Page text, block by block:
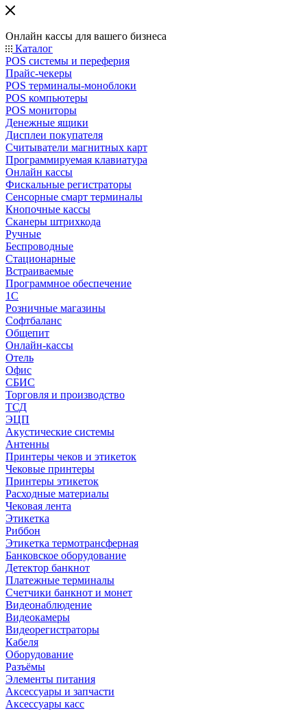
Онлайн кассы для вашего бизнеса
Каталог
POS системы и переферия
Прайс-чекеры
POS терминалы-моноблоки
POS компьютеры
POS мониторы
Денежные ящики
Дисплеи покупателя
Считыватели магнитных карт
Программируемая клавиатура
Онлайн кассы
Фискальные регистраторы
Сенсорные смарт терминалы
Кнопочные кассы
Сканеры штрихкода
Ручные
Беспроводные
Стационарные
Встраиваемые
Программное обеспечение
1С
Розничные магазины
Софтбаланс
Общепит
Онлайн-кассы
Отель
Офис
СБИС
Торговля и производство
ТСД
ЭЦП
Акустические системы
Антенны
Принтеры чеков и этикеток
Чековые принтеры
Принтеры этикеток
Расходные материалы
Чековая лента
Этикетка
Риббон
Этикетка термотрансферная
Банковское оборудование
Детектор банкнот
Платежные терминалы
Счетчики банкнот и монет
Видеонаблюдение
Видеокамеры
Видеорегистраторы
Кабеля
Оборудование
Разъёмы
Элементы питания
Аксессуары и запчасти
Аксессуары касс